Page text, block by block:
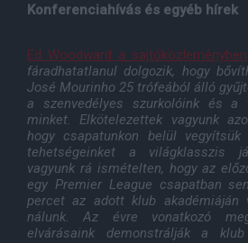
Konferenciahívás és egyéb hírek
Ed Woodward a sajtóközleményben
fáradhatatlanul dolgozik, hogy
José Mourinho 25 trófeából álló
a szenvedélyes szurkolóink és a
minket. Elkötelezettek vagyunk
hogy csapatunkon belül
tehetségeinket a világklasszis
vagyunk rá ismételten, hogy az
egy Premier League csapatban
percet az adott klub akadémiáján
nálunk. Az évre vonatkozó
elvárásaink demonstrálják a